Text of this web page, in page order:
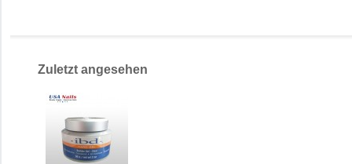
Zuletzt angesehen